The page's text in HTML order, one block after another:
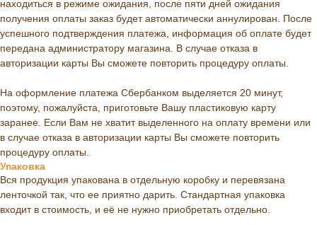
находиться в режиме ожидания, после пяти дней ожидания
получения оплаты заказ будет автоматически аннулирован. После
успешного подтверждения платежа, информация об оплате будет
передана администратору магазина. В случае отказа в
авторизации карты Вы сможете повторить процедуру оплаты.
На оформление платежа Сбербанком выделяется 20 минут,
поэтому, пожалуйста, приготовьте Вашу пластиковую карту
заранее. Если Вам не хватит выделенного на оплату времени или
в случае отказа в авторизации карты Вы сможете повторить
процедуру оплаты.
Упаковка
Вся продукция упакована в отдельную коробку и перевязана
ленточкой так, что ее приятно дарить. Стандартная упаковка
входит в стоимость, и её не нужно приобретать отдельно.